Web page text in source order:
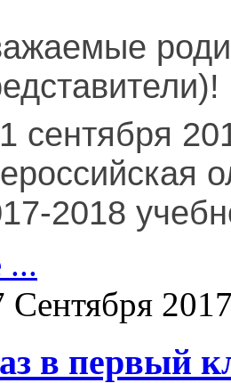
сентября
2018
...
Сентября
в первый